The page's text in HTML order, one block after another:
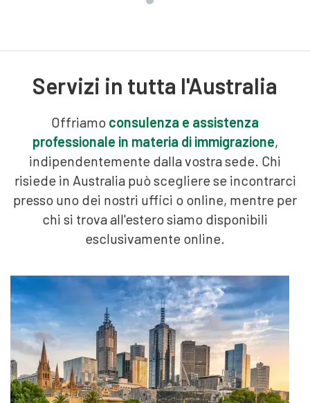
Servizi in tutta l'Australia
Offriamo consulenza e assistenza
professionale in materia di immigrazione,
indipendentemente dalla vostra sede. Chi
risiede in Australia può scegliere se incontrarci
presso uno dei nostri uffici o online, mentre per
chi si trova all'estero siamo disponibili
esclusivamente online.